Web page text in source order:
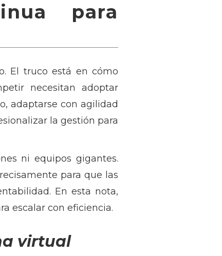
para
El truco está en cómo
necesitan adoptar
adaptarse con agilidad
la gestión para
ni equipos gigantes.
para que las
En esta nota,
escalar con eficiencia.
virtual